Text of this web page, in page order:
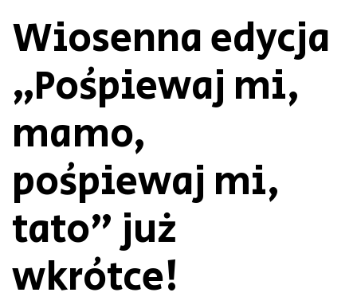
Wiosenna edycja
„Pośpiewaj mi,
mamo,
pośpiewaj mi,
tato” już
wkrótce!